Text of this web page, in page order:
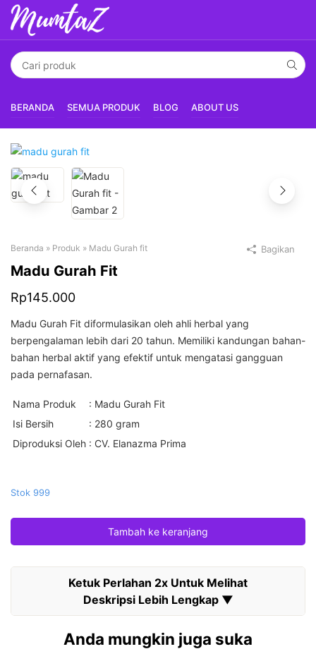
BERANDA SEMUA PRODUK BLOG ABOUT US
Beranda » Produk » Madu Gurah fit
Madu Gurah Fit
Rp145.000
Madu Gurah Fit diformulasikan oleh ahli herbal yang
berpengalaman lebih dari 20 tahun. Memiliki kandungan bahan-
bahan herbal aktif yang efektif untuk mengatasi gangguan
pada pernafasan.
Nama Produk
: Madu Gurah Fit
Isi Bersih
: 280 gram
Diproduksi Oleh : CV. Elanazma Prima
Stok 999
Tambah ke keranjang
Bagikan
Anda mungkin juga suka